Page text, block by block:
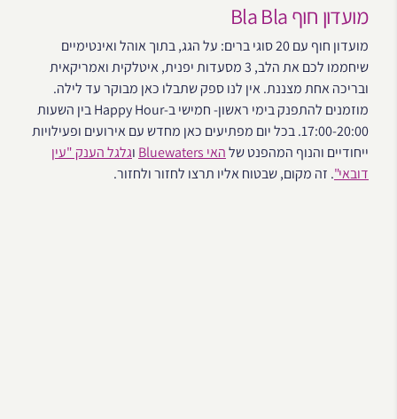
מועדון חוף Bla Bla
מועדון חוף עם 20 סוגי ברים: על הגג, בתוך אוהל ואינטימיים
שיחממו לכם את הלב, 3 מסעדות יפנית, איטלקית ואמריקאית
ובריכה אחת מצננת. אין לנו ספק שתבלו כאן מבוקר עד לילה.
מוזמנים להתפנק בימי ראשון- חמישי ב-Happy Hour בין השעות
17:00-20:00. בכל יום מפתיעים כאן מחדש עם אירועים ופעילויות
ייחודיים והנוף המהפנט שלהאי Bluewaters וגלגל הענק "עין
דובאי". זה מקום, שבטוח אליו תרצו לחזור ולחזור.